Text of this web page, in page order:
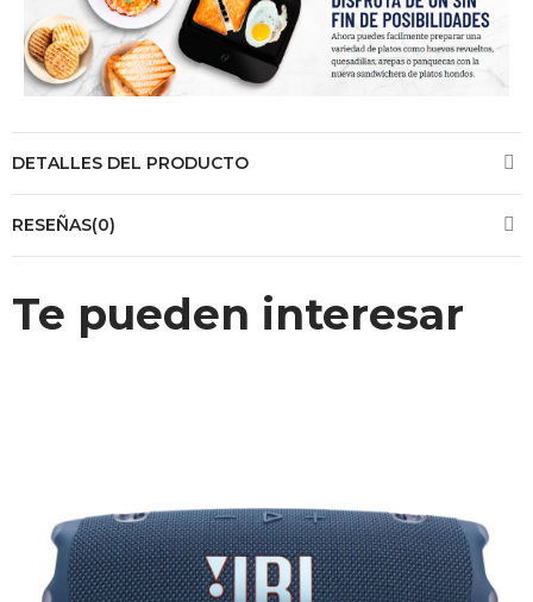
DETALLES DEL PRODUCTO
RESEÑAS(0)
Te pueden interesar